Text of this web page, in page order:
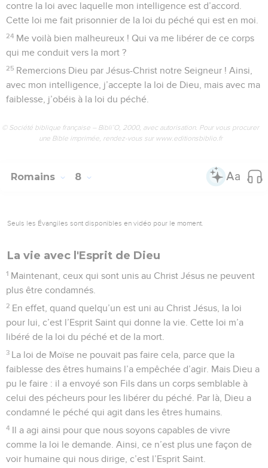
contre la loi avec laquelle mon intelligence est d’accord.
Cette loi me fait prisonnier de la loi du péché qui est en moi.
24 Me voilà bien malheureux ! Qui va me libérer de ce corps
qui me conduit vers la mort ?
25 Remercions Dieu par Jésus-Christ notre Seigneur ! Ainsi,
avec mon intelligence, j’accepte la loi de Dieu, mais avec ma
faiblesse, j’obéis à la loi du péché.
© Société biblique française – Bibli’O, 2000, avec autorisation. Pour vous procurer
une Bible imprimée, rendez-vous sur www.editionsbiblio.fr
Romains 8
Seuls les Évangiles sont disponibles en vidéo pour le moment.
La vie avec l'Esprit de Dieu
1 Maintenant, ceux qui sont unis au Christ Jésus ne peuvent
plus être condamnés.
2 En effet, quand quelqu’un est uni au Christ Jésus, la loi
pour lui, c’est l’Esprit Saint qui donne la vie. Cette loi m’a
libéré de la loi du péché et de la mort.
3 La loi de Moïse ne pouvait pas faire cela, parce que la
faiblesse des êtres humains l’a empêchée d’agir. Mais Dieu a
pu le faire : il a envoyé son Fils dans un corps semblable à
celui des pécheurs pour les libérer du péché. Par là, Dieu a
condamné le péché qui agit dans les êtres humains.
4 Il a agi ainsi pour que nous soyons capables de vivre
comme la loi le demande. Ainsi, ce n’est plus une façon de
voir humaine qui nous dirige, c’est l’Esprit Saint.